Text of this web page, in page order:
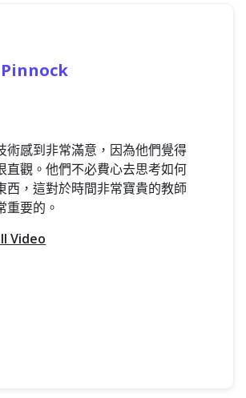
術感到非常滿意，因為他們覺得
直觀。他們不必費心去思考如何
西，這對於時間非常寶貴的教師
重要的。
Video